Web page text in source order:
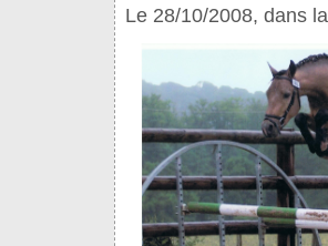
Le 28/10/2008, dans